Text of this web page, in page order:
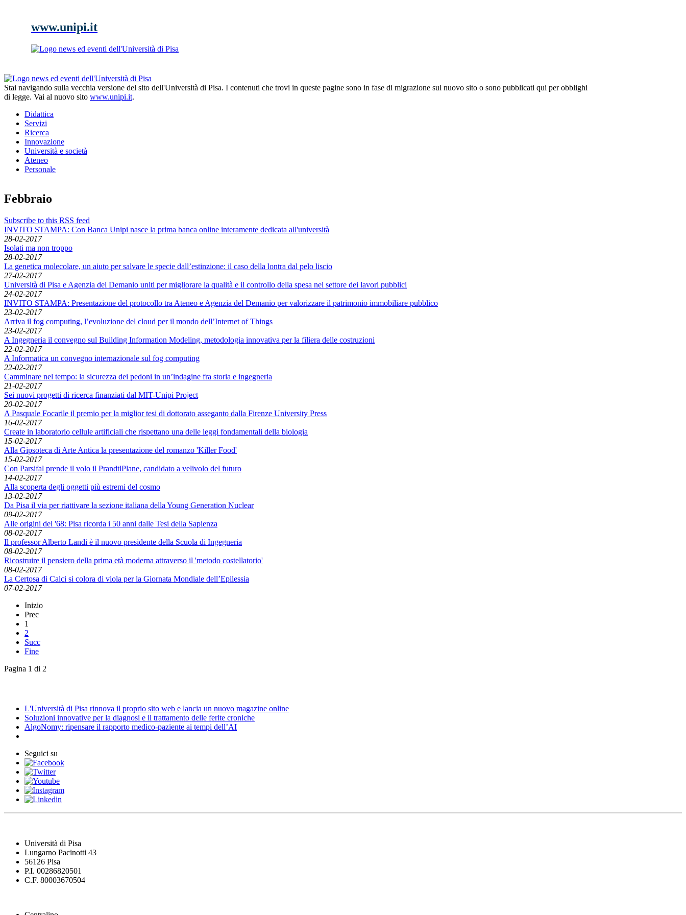
www.unipi.it
Stai navigando sulla vecchia versione del sito dell'Università di Pisa. I contenuti che trovi in queste pagine sono in fase di migrazione sul nuovo sito o sono pubblicati qui per obblighi
di legge. Vai al nuovo sito www.unipi.it.
Didattica
Servizi
Ricerca
Innovazione
Università e società
Ateneo
Personale
Febbraio
Subscribe to this RSS feed
INVITO STAMPA: Con Banca Unipi nasce la prima banca online interamente dedicata all'università
28-02-2017
Isolati ma non troppo
28-02-2017
La genetica molecolare, un aiuto per salvare le specie dall’estinzione: il caso della lontra dal pelo liscio
27-02-2017
Università di Pisa e Agenzia del Demanio uniti per migliorare la qualità e il controllo della spesa nel settore dei lavori pubblici
24-02-2017
INVITO STAMPA: Presentazione del protocollo tra Ateneo e Agenzia del Demanio per valorizzare il patrimonio immobiliare pubblico
23-02-2017
Arriva il fog computing, l’evoluzione del cloud per il mondo dell’Internet of Things
23-02-2017
A Ingegneria il convegno sul Building Information Modeling, metodologia innovativa per la filiera delle costruzioni
22-02-2017
A Informatica un convegno internazionale sul fog computing
22-02-2017
Camminare nel tempo: la sicurezza dei pedoni in un’indagine fra storia e ingegneria
21-02-2017
Sei nuovi progetti di ricerca finanziati dal MIT-Unipi Project
20-02-2017
A Pasquale Focarile il premio per la miglior tesi di dottorato asseganto dalla Firenze University Press
16-02-2017
Create in laboratorio cellule artificiali che rispettano una delle leggi fondamentali della biologia
15-02-2017
Alla Gipsoteca di Arte Antica la presentazione del romanzo 'Killer Food'
15-02-2017
Con Parsifal prende il volo il PrandtlPlane, candidato a velivolo del futuro
14-02-2017
Alla scoperta degli oggetti più estremi del cosmo
13-02-2017
Da Pisa il via per riattivare la sezione italiana della Young Generation Nuclear
09-02-2017
Alle origini del '68: Pisa ricorda i 50 anni dalle Tesi della Sapienza
08-02-2017
Il professor Alberto Landi è il nuovo presidente della Scuola di Ingegneria
08-02-2017
Ricostruire il pensiero della prima età moderna attraverso il 'metodo costellatorio'
08-02-2017
La Certosa di Calci si colora di viola per la Giornata Mondiale dell’Epilessia
07-02-2017
Inizio
Prec
1
2
Succ
Fine
Pagina 1 di 2
L'Università di Pisa rinnova il proprio sito web e lancia un nuovo magazine online
Soluzioni innovative per la diagnosi e il trattamento delle ferite croniche
AlgoNomy: ripensare il rapporto medico-paziente ai tempi dell’AI
Seguici su
Università di Pisa
Lungarno Pacinotti 43
56126 Pisa
P.I. 00286820501
C.F. 80003670504